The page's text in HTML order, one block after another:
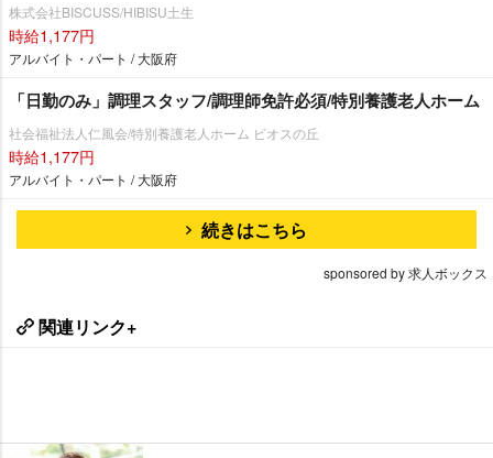
株式会社BISCUSS/HIBISU土生
時給1,177円
アルバイト・パート / 大阪府
「日勤のみ」調理スタッフ/調理師免許必須/特別養護老人ホーム
社会福祉法人仁風会/特別養護老人ホーム ビオスの丘
時給1,177円
アルバイト・パート / 大阪府
続きはこちら
sponsored by 求人ボックス
関連リンク+